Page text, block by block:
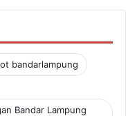
bandarlampung
Bandar Lampung